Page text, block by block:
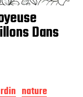
Dans
nature